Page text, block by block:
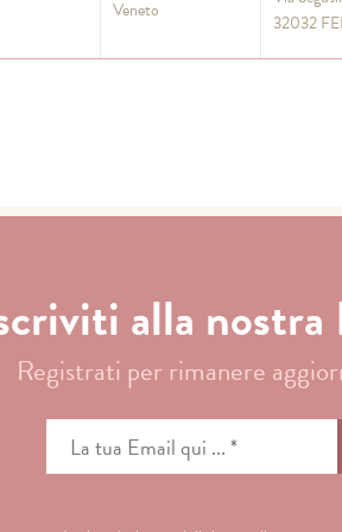
Veneto
32032
alla
Registrati per rimanere